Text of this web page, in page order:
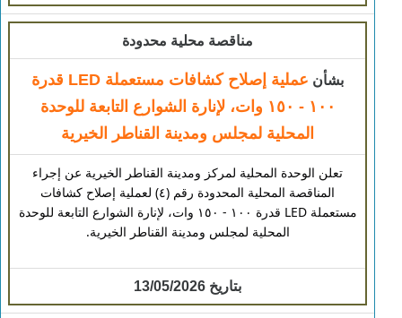
مناقصة محلية محدودة
بشأن
عملية إصلاح كشافات مستعملة LED قدرة
١٠٠ - ١٥٠ وات، لإنارة الشوارع التابعة للوحدة
المحلية لمجلس ومدينة القناطر الخيرية
تعلن الوحدة المحلية لمركز ومدينة القناطر الخيرية عن إجراء
المناقصة المحلية المحدودة رقم (٤) لعملية إصلاح كشافات
مستعملة LED قدرة ١٠٠ - ١٥٠ وات، لإنارة الشوارع التابعة للوحدة
المحلية لمجلس ومدينة القناطر الخيرية.
بتاريخ 13/05/2026